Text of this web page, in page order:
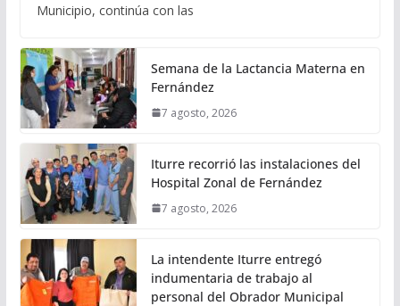
Municipio, continúa con las
Semana de la Lactancia Materna en
Fernández
7 agosto, 2026
Iturre recorrió las instalaciones del
Hospital Zonal de Fernández
7 agosto, 2026
La intendente Iturre entregó
indumentaria de trabajo al
personal del Obrador Municipal